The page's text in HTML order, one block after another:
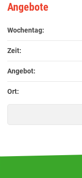
Angebote
Wochentag:
Zeit:
Angebot:
Ort: